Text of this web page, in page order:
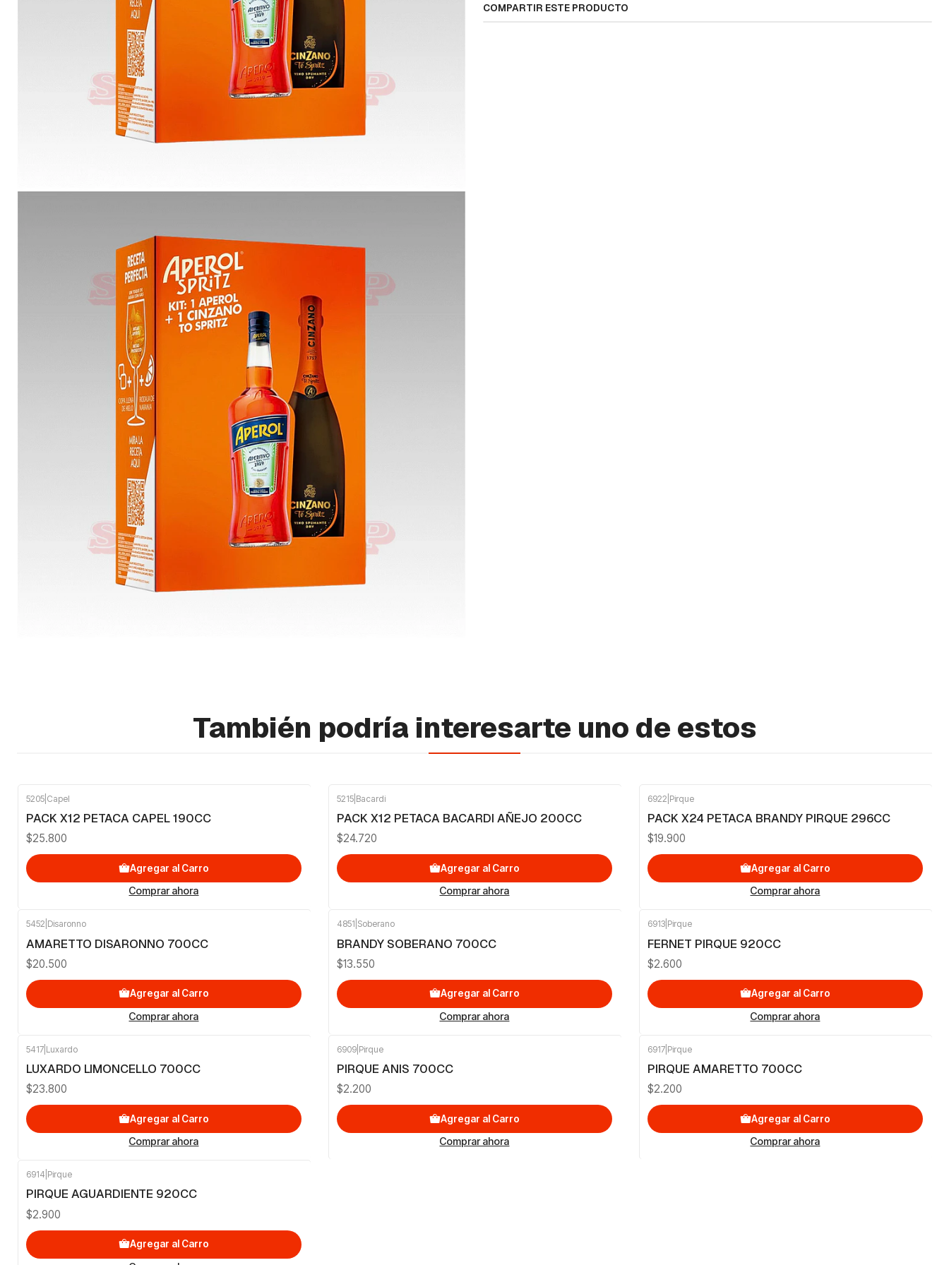
COMPARTIR ESTE PRODUCTO
También podría interesarte uno de estos
5205 Capel
PACK X12 PETACA CAPEL 190CC
$25.800
Agregar al Carro
Comprar ahora
5215| Bacardi
PACK X12 PETACA BACARDI AÑEJO 200CC
$24.720
Agregar al Carro
Comprar ahora
6922 Pirque
PACK X24 PETACA BRANDY PIRQUE 296CC
$19.900
Agregar al Carro
Comprar ahora
5452 Disaronno
AMARETTO DISARONNO 700CC
$20.500
Agregar al Carro
Comprar ahora
4851 Soberano
BRANDY SOBERANO 700CC
$13.550
Agregar al Carro
Comprar ahora
6913| Pirque
FERNET PIRQUE 920CC
$2.600
Agregar al Carro
Comprar ahora
5417 Luxardo
LUXARDO LIMONCELLO 700CC
$23.800
Agregar al Carro
Comprar ahora
6909| Pirque
PIRQUE ANIS 700CC
$2.200
Agregar al Carro
Comprar ahora
6917| Pirque
PIRQUE AMARETTO 700CC
$2.200
Agregar al Carro
Comprar ahora
6914 Pirque
PIRQUE AGUARDIENTE 920CC
$2.900
Agregar al Carro